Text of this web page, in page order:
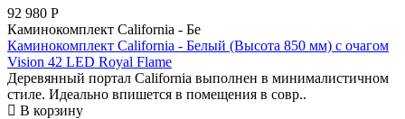
92 980 Р
Каминокомплект California - Бе
Каминокомплект California - Белый (Высота 850 мм) с очагом
Vision 42 LED Royal Flame
Деревянный портал California выполнен в минималистичном
стиле. Идеально впишется в помещения в совр..
В корзину